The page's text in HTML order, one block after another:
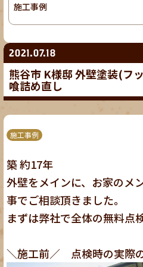
2021.07.18
熊谷市 K様邸 外壁塗装(フ
喰詰め直し
施工事例
築 約17年
外壁をメインに、お家のメ
事でご相談頂きました。
まずは弊社で全体の無料点
＼施工前／ 点検時の実際の
施工事例